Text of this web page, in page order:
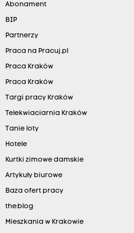
Abonament
BIP
Partnerzy
Praca na Pracuj.pl
Praca Kraków
Praca Kraków
Targi pracy Kraków
Telekwiaciarnia Kraków
Tanie loty
Hotele
Kurtki zimowe damskie
Artykuły biurowe
Baza ofert pracy
the:blog
Mieszkania w Krakowie